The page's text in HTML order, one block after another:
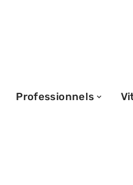
Professionnels